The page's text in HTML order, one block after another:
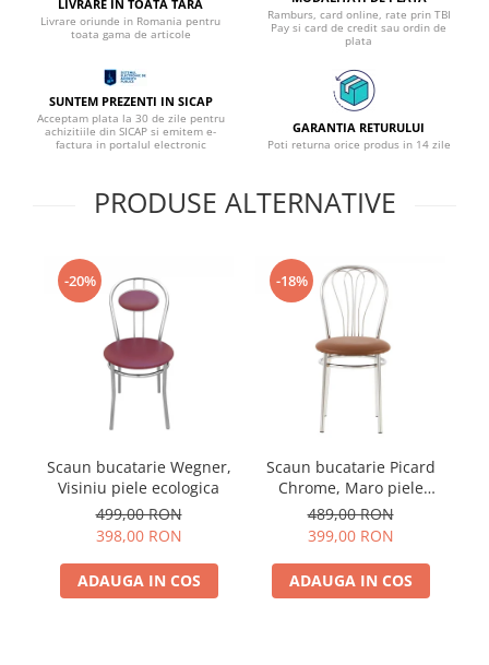
LIVRARE IN TOATA TARA
Livrare oriunde in Romania pentru
toata gama de articole
Ramburs, card online, rate prin TBI
Pay si card de credit sau ordin de
plata
SUNTEM PREZENTI IN SICAP
Acceptam plata la 30 de zile pentru
achizitiile din SICAP si emitem e-
factura in portalul electronic
GARANTIA RETURULUI
Poti returna orice produs in 14 zile
PRODUSE ALTERNATIVE
-20%
Scaun bucatarie Wegner,
Visiniu piele ecologica
499,00 RON
398,00 RON
ADAUGA IN COS
-18%
Scaun bucatarie Picard
Chrome, Maro piele
ecologica
489,00 RON
399,00 RON
ADAUGA IN COS